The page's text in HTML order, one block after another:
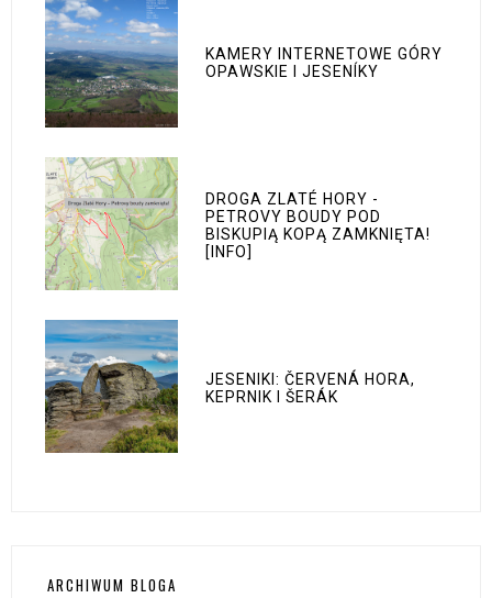
KAMERY INTERNETOWE GÓRY
OPAWSKIE I JESENÍKY
DROGA ZLATÉ HORY -
PETROVY BOUDY POD
BISKUPIĄ KOPĄ ZAMKNIĘTA!
[INFO]
JESENIKI: ČERVENÁ HORA,
KEPRNIK I ŠERÁK
ARCHIWUM BLOGA